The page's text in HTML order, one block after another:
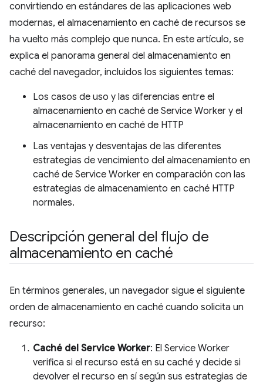
convirtiendo en estándares de las aplicaciones web
modernas, el almacenamiento en caché de recursos se
ha vuelto más complejo que nunca. En este artículo, se
explica el panorama general del almacenamiento en
caché del navegador, incluidos los siguientes temas:
Los casos de uso y las diferencias entre el
almacenamiento en caché de Service Worker y el
almacenamiento en caché de HTTP
Las ventajas y desventajas de las diferentes
estrategias de vencimiento del almacenamiento en
caché de Service Worker en comparación con las
estrategias de almacenamiento en caché HTTP
normales.
Descripción general del flujo de
almacenamiento en caché
En términos generales, un navegador sigue el siguiente
orden de almacenamiento en caché cuando solicita un
recurso:
Caché del Service Worker: El Service Worker
verifica si el recurso está en su caché y decide si
devolver el recurso en sí según sus estrategias de